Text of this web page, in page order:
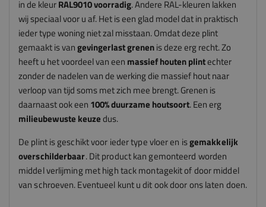
in de kleurRAL9010 voorradig. Andere RAL-kleuren lakken
wij speciaal voor u af. Het is een glad model dat in praktisch
ieder type woning niet zal misstaan. Omdat deze plint
gemaakt is vangevingerlast grenenis deze erg recht. Zo
heeft u het voordeel van een massief houtenplintechter
zonder de nadelen van de werking die massief hout naar
verloop van tijd soms met zich mee brengt. Grenen is
daarnaast ook een 100% duurzame houtsoort. Een erg
milieubewuste keuzedus.
De plint is geschikt voor ieder type vloer en isgemakkelijk
overschilderbaar. Dit product kan gemonteerd worden
middel verlijming met high tack montagekit of door middel
van schroeven. Eventueel kunt u dit ook door ons laten doen.